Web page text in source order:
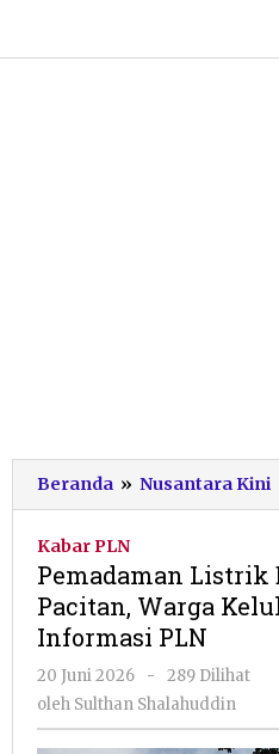
konten
Beranda » Nusantara Kini
Kabar PLN
Pemadaman Listrik
Pacitan, Warga
Informasi PLN
20 Juni 2026
oleh
Sulthan
-
289 Dilihat
oleh Sulthan Shalahuddin